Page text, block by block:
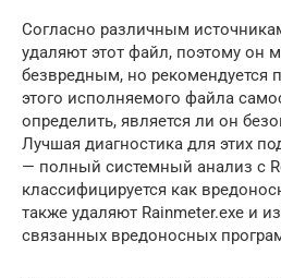
Согласно различным
удаляют этот файл, поэтому он
безвредным, но рекомендуется
этого исполняемого файла
определить, является ли он
Лучшая диагностика для этих
— полный системный анализ с
классифицируется как
также удаляют Rainmeter.exe и
связанных вредоносных